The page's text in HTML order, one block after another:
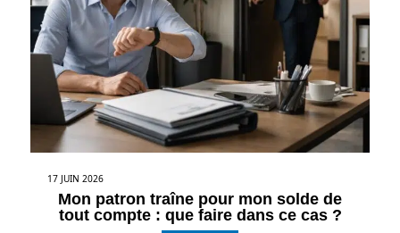
17 JUIN 2026
Mon patron traîne pour mon solde de
tout compte : que faire dans ce cas ?